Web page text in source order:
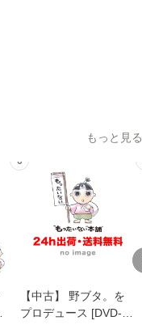
もっと見る
6
【中古】 野ブタ。を
プロデュース [DVD-B